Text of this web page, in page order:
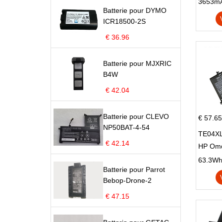
Batterie pour DYMO
ICR18500-2S
€ 36.96
Batterie pour MJXRIC
B4W
€ 42.04
Batterie pour CLEVO
NP50BAT-4-54
€ 42.14
Batterie pour Parrot
Bebop-Drone-2
€ 47.15
€ 57.65
HP
Omen
Series